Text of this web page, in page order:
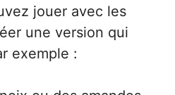
jouer avec les
une version qui
exemple :